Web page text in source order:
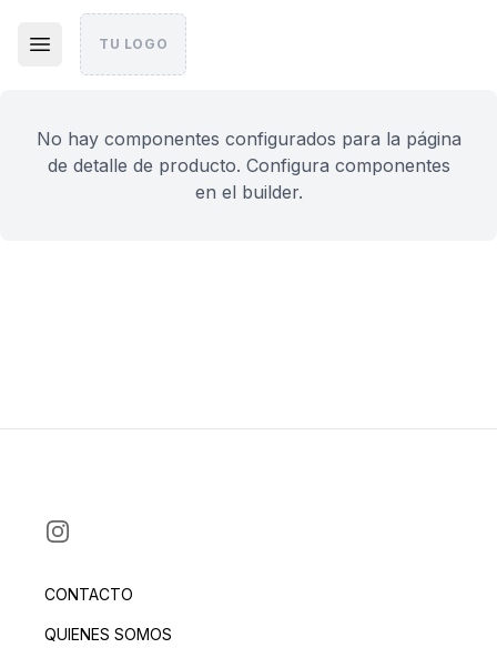
TU LOGO
No hay componentes configurados para la página
de detalle de producto. Configura componentes
en el builder.
INSTAGRAM
CONTACTO
QUIENES SOMOS